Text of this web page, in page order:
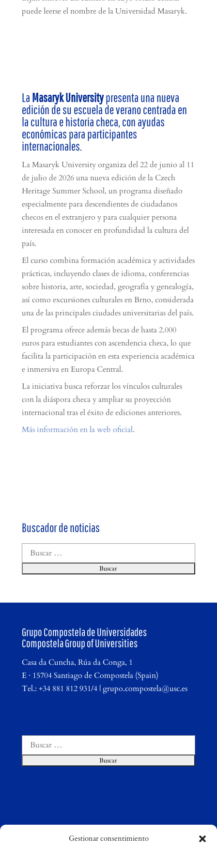
Gestionar consentimiento
La Masaryk Universitypresenta una nueva
edición de su escuela de verano centrada en
la cultura e historia checa, con ayudas
económicas para participantes
internacionales.
La Masaryk University organiza del 22 de junio al 11
de julio de 2026 una nueva edición de la Czech
Heritage Summer School, un programa diseñado
especialmente para descendientes de ciudadanos
checos en el extranjero y para cualquier persona
interesada en conocer en profundidad la cultura del
país.
El curso combina formación académica y actividades
prácticas, incluyendo clases de idioma, conferencias
sobre historia, arte, sociedad, geografía y genealogía,
así como excursiones culturales en Brno, considerada
una de las principales ciudades universitarias del país.
El programa ofrece además becas de hasta 2.000
euros para estudiantes con ascendencia checa, lo que
facilita la participación en esta experiencia académica
e inmersiva en Europa Central.
La iniciativa busca reforzar los vínculos culturales
con la diáspora checa y ampliar su proyección
internacional tras el éxito de ediciones anteriores.
Más información en la web oficial.
Buscador de noticias
Buscar:
Grupo Compostela de Universidades
Compostela Group of Universities
Casa da Cuncha, Rúa da Conga, 1
E · 15704 Santiago de Compostela (Spain)
Tel.: +34 881 812 931/4 | grupo.compostela@usc.es
Buscar: